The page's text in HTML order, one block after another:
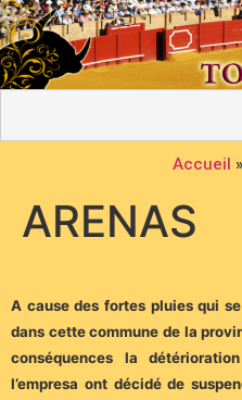
Accueil »
ARENAS
A cause des fortes pluies qui
dans cette commune de la
conséquences la
l’empresa ont décidé de